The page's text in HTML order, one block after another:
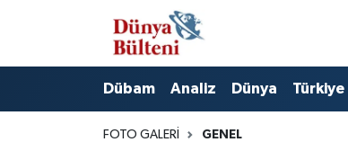
Dübam Analiz Dünya Türkiye
FOTO GALERI GENEL
Nöbetçi Eczaneler
Hava Durumu